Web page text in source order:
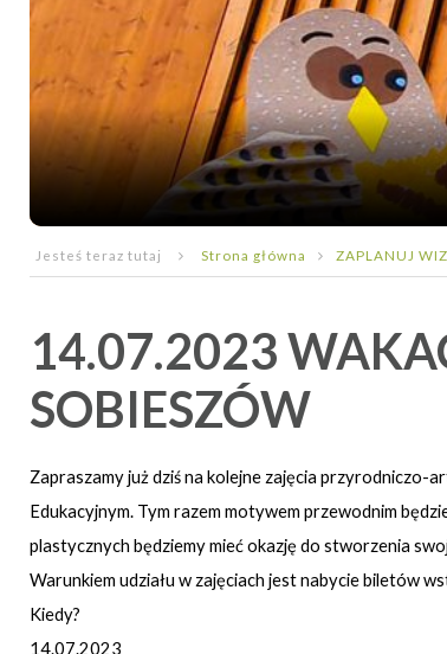
Jesteś teraz tutaj Strona główna ZAPLANUJ
14.07.2023
SOBIESZÓW
Zapraszamy już dziś na kolejne zajęcia przyrodniczo-
Edukacyjnym. Tym razem motywem przewodnim
plastycznych będziemy mieć okazję do stworzenia
Warunkiem udziału w zajęciach jest nabycie biletów
Kiedy?
14.07.2023